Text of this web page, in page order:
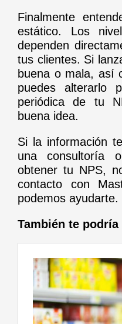
Finalmente
estático. Los
dependen
tus clientes. Si
buena o mala, así
puedes alterarlo
periódica de tu
buena idea.
Si la información
una consultoría
obtener tu NPS,
contacto con
podemos ayudarte.
También te